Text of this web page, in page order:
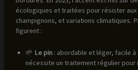
écologiques et traitées pour résister
champignons, et variations climatiques.
figurent :
🌱 Le pin: abordable et léger, facile à
nécessite un traitement régulier pour